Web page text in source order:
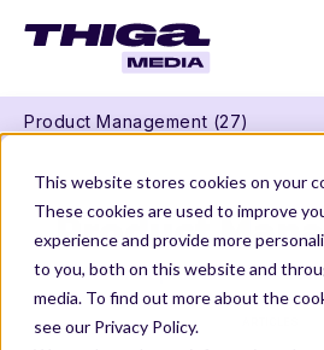
This website stores cookies on your
These cookies are used to improve
experience and provide more
to you, both on this website and
media. To find out more about the
see our Privacy Policy.
Product Management (27)
Product
Le nec plus ultra des